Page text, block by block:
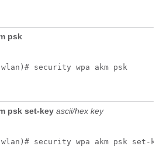
psk
security wpa akm psk
psk set-key ascii/hex key
security wpa akm psk set-